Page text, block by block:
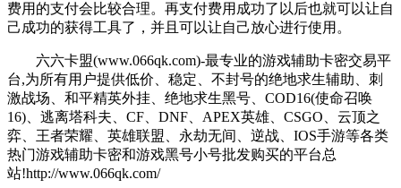
费用的支付会比较合理。再支付费用成功了以后也就可以让自
己成功的获得工具了，并且可以让自己放心进行使用。
六六卡盟(www.066qk.com)-最专业的游戏辅助卡密交易平
台,为所有用户提供低价、稳定、不封号的绝地求生辅助、刺
激战场、和平精英外挂、绝地求生黑号、COD16(使命召唤
16)、逃离塔科夫、CF、DNF、APEX英雄、CSGO、云顶之
弈、王者荣耀、英雄联盟、永劫无间、逆战、IOS手游等各类
热门游戏辅助卡密和游戏黑号小号批发购买的平台总
站!http://www.066qk.com/